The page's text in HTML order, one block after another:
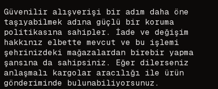
Güvenilir alışverişi bir adım daha öne
taşıyabilmek adına güçlü bir koruma
politikasına sahipler. İade ve değişim
hakkınız elbette mevcut ve bu işlemi
şehrinizdeki mağazalardan birebir yapma
şansına da sahipsiniz. Eğer dilerseniz
anlaşmalı kargolar aracılığı ile ürün
gönderiminde bulunabiliyorsunuz.